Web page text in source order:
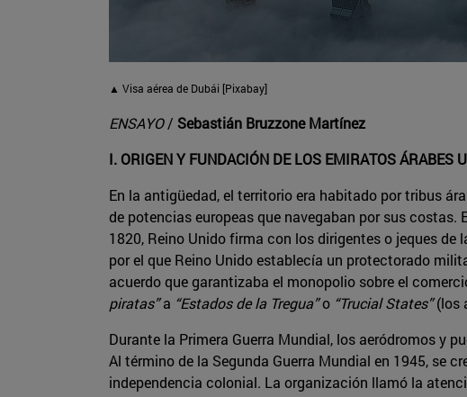
▲ Visa aérea de Dubái [Pixabay]
ENSAYO/ Sebastián Bruzzone Martínez
I. ORIGEN Y FUNDACIÓN DE LOS EMIRATOS ÁRABES
En la antigüedad, el territorio era habitado por tribus
de potencias europeas que navegaban por sus costas.
1820, Reino Unido firma con los dirigentes o jeques
por el que Reino Unido establecía un protectorado
acuerdo que garantizaba el monopolio sobre el
piratas”a “Estados de la Tregua”o “Trucial States”(los
Durante la Primera Guerra Mundial, los aeródromos y
Al término de la Segunda Guerra Mundial en 1945, se
independencia colonial. La organización llamó la